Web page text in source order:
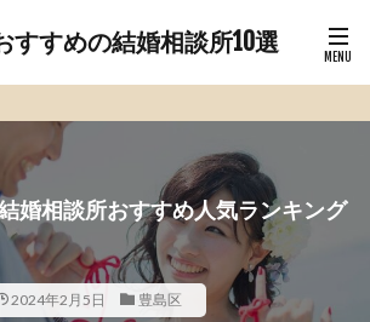
すすめの結婚相談所10選
婚相談所おすすめ人気ランキング
2024年2月5日 豊島区